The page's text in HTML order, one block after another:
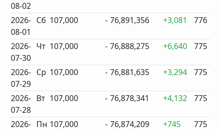
08-02
2026-
08-01
Сб 107,000 - 76,891,356 +3,081 776
2026-
07-30
Чт 107,000 - 76,888,275 +6,640 775
2026-
07-29
Ср 107,000 - 76,881,635 +3,294 775
2026-
07-28
Вт 107,000 - 76,878,341 +4,132 775
2026- Пн 107,000 - 76,874,209 +745 775